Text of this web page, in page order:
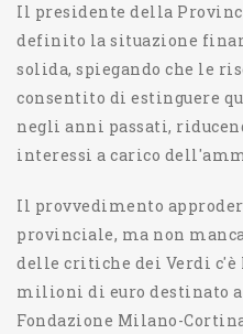
Il presidente della
definito la situazione
solida, spiegando che le
consentito di estinguere
negli anni passati,
interessi a carico
Il provvedimento
provinciale, ma non
delle critiche dei Verdi c'è
milioni di euro destinato
Fondazione Milano-